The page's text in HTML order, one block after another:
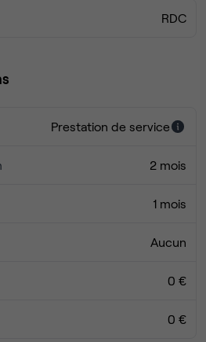
A0
RDC
Prestation de service
2 mois
1 mois
Aucun
0 €
0 €